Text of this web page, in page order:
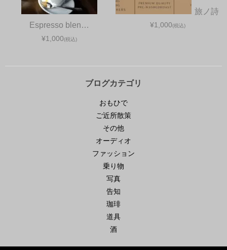
Espresso blen…
¥1,000(税込)
旅ノ詩
¥1,000(税込)
ブログカテゴリ
おもひで
ご近所散策
その他
オーディオ
ファッション
乗り物
写真
告知
珈琲
道具
酒